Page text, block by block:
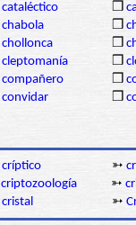
cataléctico ❒
chabola ❒
chollonca ❒
cleptomanía ❒
compañero ❒
convidar ❒
críptico ➳
criptozoología ➳
cristal ➳